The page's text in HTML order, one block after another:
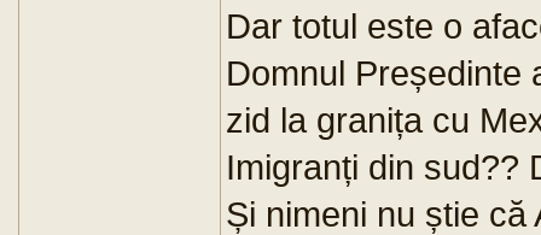
Dar totul este o
Domnul Președinte
zid la granița cu
Imigranți din sud??
Și nimeni nu știe